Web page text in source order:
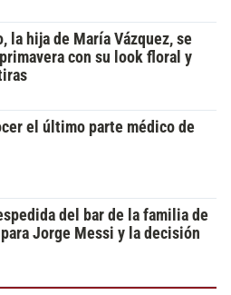
la hija de María Vázquez, se
con su look floral y
el último parte médico de
del bar de la familia de
Jorge Messi y la decisión